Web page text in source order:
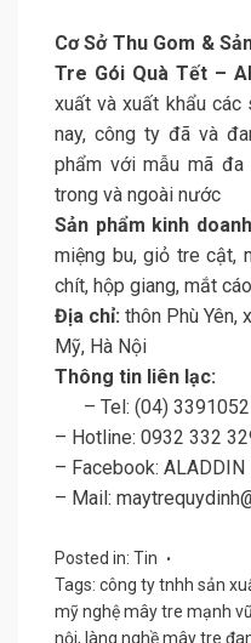
Cơ Sở Thu Gom &
Tre Gói Quà Tết –
xuất và xuất khẩu các
nay, công ty đã và
phẩm với mẫu mã đa
trong và ngoài nước
Sản phẩm kinh
miệng bu, giỏ tre cật,
chít, hộp giang, mắt
Địa chỉ: thôn Phù Yên,
Mỹ, Hà Nội
Thông tin liên lạc:
– Tel: (04)
– Hotline: 0932 332
– Facebook: ALADDIN
– Mail:
Posted in: Tin
Tags: công ty tnhh sản
mỹ nghệ mây tre mạnh
nội, làng nghề mây tre